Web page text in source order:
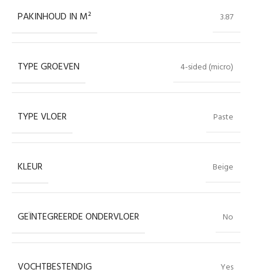
PAKINHOUD IN M² 3.87
TYPE GROEVEN 4-sided (micro)
TYPE VLOER Paste
KLEUR Beige
GEÏNTEGREERDE ONDERVLOER No
VOCHTBESTENDIG Yes